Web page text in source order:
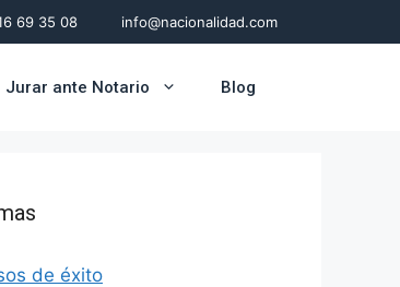
69 35 08 info@nacionalidad.com
Jurar ante Notario Blog
de éxito